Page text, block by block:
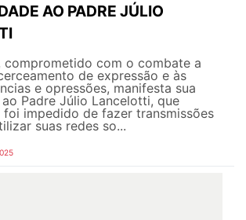
AO PADRE JÚLIO
comprometido com o combate a
de expressão e às
e opressões, manifesta sua
Padre Júlio Lancelotti, que
foi impedido de fazer transmissões
suas redes so...